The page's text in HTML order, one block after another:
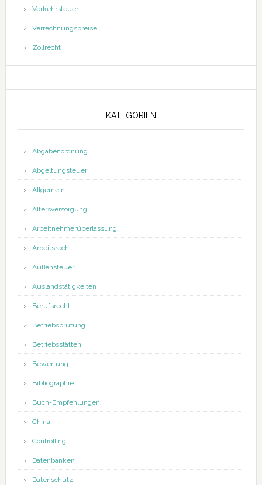
Verkehrsteuer
Verrechnungspreise
Zollrecht
KATEGORIEN
Abgabenordnung
Abgeltungsteuer
Allgemein
Altersversorgung
Arbeitnehmerüberlassung
Arbeitsrecht
Außensteuer
Auslandstätigkeiten
Berufsrecht
Betriebsprüfung
Betriebsstätten
Bewertung
Bibliographie
Buch-Empfehlungen
China
Controlling
Datenbanken
Datenschutz